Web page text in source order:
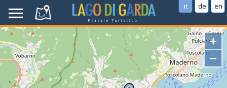
it de en
+
−